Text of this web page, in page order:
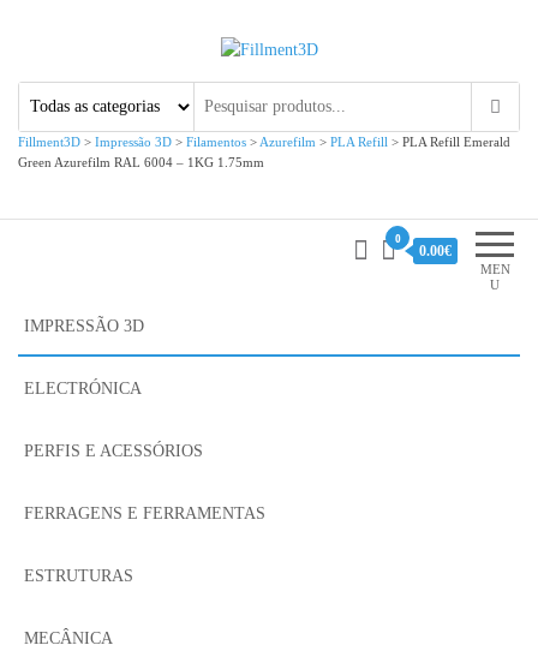
Fillment3D
Fillment3D > Impressão 3D > Filamentos > Azurefilm > PLA Refill > PLA Refill Emerald
Green Azurefilm RAL 6004 – 1KG 1.75mm
MEN
U
0
0.00€
IMPRESSÃO 3D
ELECTRÓNICA
PERFIS E ACESSÓRIOS
FERRAGENS E FERRAMENTAS
ESTRUTURAS
MECÂNICA